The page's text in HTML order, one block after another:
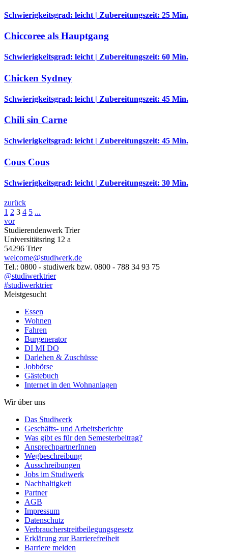
Schwierigkeitsgrad: leicht | Zubereitungszeit: 25 Min.
Chiccoree als Hauptgang
Schwierigkeitsgrad: leicht | Zubereitungszeit: 60 Min.
Chicken Sydney
Schwierigkeitsgrad: leicht | Zubereitungszeit: 45 Min.
Chili sin Carne
Schwierigkeitsgrad: leicht | Zubereitungszeit: 45 Min.
Cous Cous
Schwierigkeitsgrad: leicht | Zubereitungszeit: 30 Min.
zurück
1 2 3 4 5 ...
vor
Studierendenwerk Trier
Universitätsring 12 a
54296 Trier
welcome@studiwerk.de
Tel.: 0800 - studiwerk bzw. 0800 - 788 34 93 75
@studiwerktrier
#studiwerktrier
Meistgesucht
Essen
Wohnen
Fahren
Burgenerator
DI MI DO
Darlehen & Zuschüsse
Jobbörse
Gästebuch
Internet in den Wohnanlagen
Wir über uns
Das Studiwerk
Geschäfts- und Arbeitsberichte
Was gibt es für den Semesterbeitrag?
AnsprechpartnerInnen
Wegbeschreibung
Ausschreibungen
Jobs im Studiwerk
Nachhaltigkeit
Partner
AGB
Impressum
Datenschutz
Verbraucherstreitbeilegungsgesetz
Erklärung zur Barrierefreiheit
Barriere melden